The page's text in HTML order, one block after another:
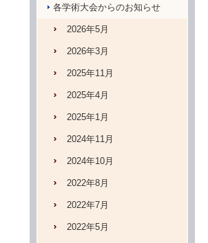
各学術大会からのお知らせ
2026年5月
2026年3月
2025年11月
2025年4月
2025年1月
2024年11月
2024年10月
2022年8月
2022年7月
2022年5月